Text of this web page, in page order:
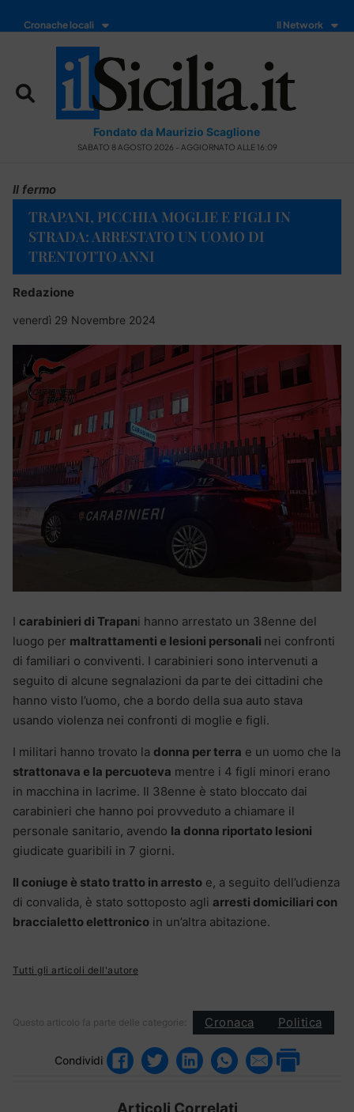
Cronache locali Il Network
Fondato da Maurizio Scaglione
SABATO 8 AGOSTO 2026 - AGGIORNATO ALLE 16:09
Il fermo
TRAPANI, PICCHIA MOGLIE E FIGLI IN
STRADA: ARRESTATO UN UOMO DI
TRENTOTTO ANNI
Redazione
venerdì 29 Novembre 2024
I carabinieri di Trapani hanno arrestato un 38enne del
luogo per maltrattamenti e lesioni personali nei confronti
di familiari o conviventi. I carabinieri sono intervenuti a
seguito di alcune segnalazioni da parte dei cittadini che
hanno visto l’uomo, che a bordo della sua auto stava
usando violenza nei confronti di moglie e figli.
I militari hanno trovato la donna per terra e un uomo che la
strattonava e la percuoteva mentre i 4 figli minori erano
in macchina in lacrime. Il 38enne è stato bloccato dai
carabinieri che hanno poi provveduto a chiamare il
personale sanitario, avendo la donna riportato lesioni
giudicate guaribili in 7 giorni.
Il coniuge è stato tratto in arresto e, a seguito dell’udienza
di convalida, è stato sottoposto agli arresti domiciliari con
braccialetto elettronico in un’altra abitazione.
Tutti gli articoli dell'autore
Questo articolo fa parte delle categorie: Cronaca Politica
Condividi
Articoli Correlati